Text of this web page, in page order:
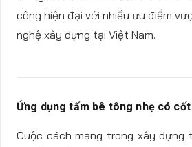
công hiện đại với nhiều ưu điểm
nghệ xây dựng tại Việt Nam.
Ứng dụng tấm bê tông nhẹ có
Cuộc cách mạng trong xây dựng